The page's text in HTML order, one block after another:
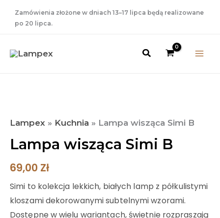
Zamówienia złożone w dniach 13–17 lipca będą realizowane
po 20 lipca.
Szukaj
Lampex » Kuchnia » Lampa wisząca Simi B
Lampa wisząca Simi B
69,00 Zł
Simi to kolekcja lekkich, białych lamp z półkulistymi
kloszami dekorowanymi subtelnymi wzorami.
Dostępne w wielu wariantach, świetnie rozpraszają
wisząca
B